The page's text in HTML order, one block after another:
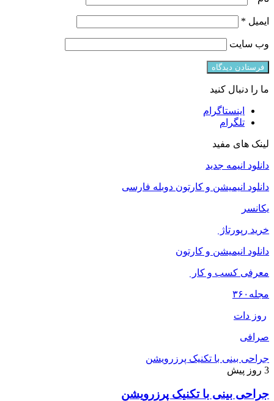
ایمیل *
وب‌ سایت
ما را دنبال کنید
اینستاگرام
تلگرام
لینک های مفید
دانلود انیمه جدید
دانلود انیمیشن و کارتون دوبله فارسی
یکانسر
خرید رپورتاژ
دانلود انیمیشن و کارتون
معرفی کسب و کار
مجله ۳۶۰
روز دات
صرافی
جراحی بینی با تکنیک پرزرویشن
3 روز پیش
جراحی بینی با تکنیک پرزرویشن